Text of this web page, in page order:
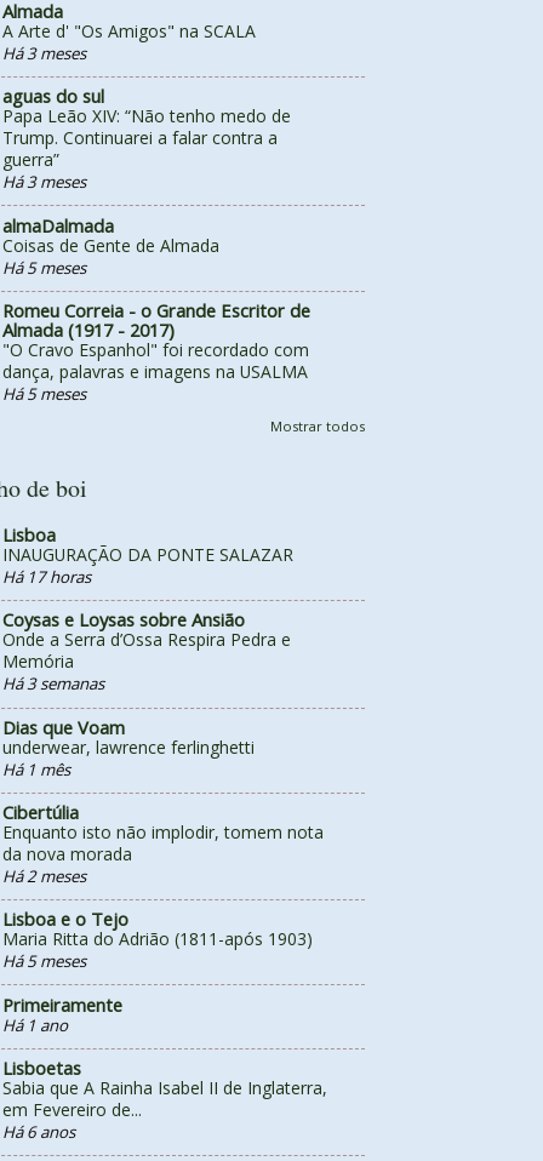
Almada
A Arte d' "Os Amigos" na SCALA
Há 3 meses
aguas do sul
Papa Leão XIV: “Não tenho medo de
Trump. Continuarei a falar contra a
guerra”
Há 3 meses
almaDalmada
Coisas de Gente de Almada
Há 5 meses
Romeu Correia - o Grande Escritor de
Almada (1917 - 2017)
"O Cravo Espanhol" foi recordado com
dança, palavras e imagens na USALMA
Há 5 meses
Mostrar todos
de boi
Lisboa
INAUGURAÇÃO DA PONTE SALAZAR
Há 17 horas
Coysas e Loysas sobre Ansião
Onde a Serra d’Ossa Respira Pedra e
Memória
Há 3 semanas
Dias que Voam
underwear, lawrence ferlinghetti
Há 1 mês
Cibertúlia
Enquanto isto não implodir, tomem nota
da nova morada
Há 2 meses
Lisboa e o Tejo
Maria Ritta do Adrião (1811-após 1903)
Há 5 meses
Primeiramente
Há 1 ano
Lisboetas
Sabia que A Rainha Isabel II de Inglaterra,
em Fevereiro de...
Há 6 anos